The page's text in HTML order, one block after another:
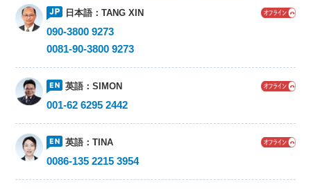
日本語： TANG XIN
090-3800 9273
0081-90-3800 9273
英語： SIMON
001-62 6295 2442
英語： TINA
0086-135 2215 3954